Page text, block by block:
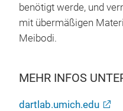
benötigt werde, und
mit übermäßigen
Meibodi.
MEHR INFOS
dartlab.umich.edu